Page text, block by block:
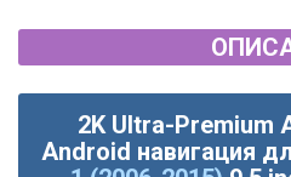
2K Ultra-Premium
Android навигация